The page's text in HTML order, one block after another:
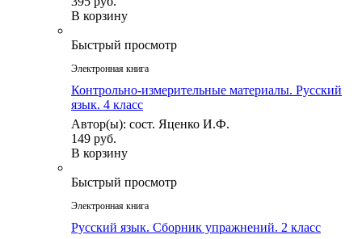
В корзину
Быстрый просмотр
Электронная книга
Контрольно-измерительные материалы. Русский
язык. 4 класс
Автор(ы): сост. Яценко И.Ф.
149 руб.
В корзину
Быстрый просмотр
Электронная книга
Русский язык. Сборник упражнений. 2 класс